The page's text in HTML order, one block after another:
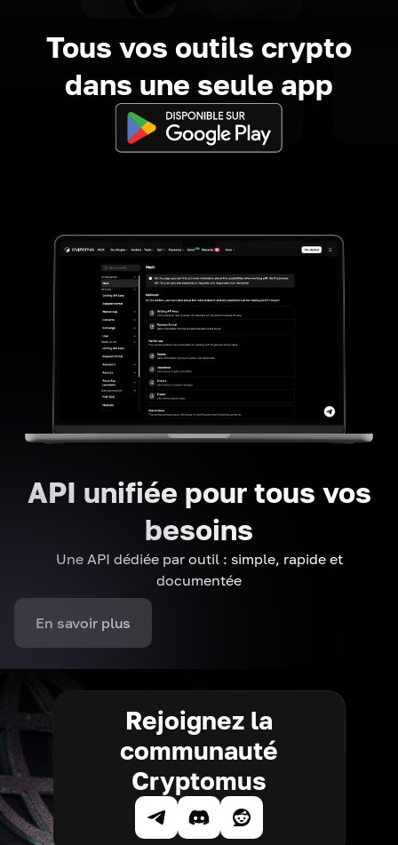
Tous vos outils crypto
dans une seule app
API unifiée pour tous vos
besoins
Une API dédiée par outil : simple, rapide et
documentée
En savoir plus
Rejoignez la
communauté
Cryptomus